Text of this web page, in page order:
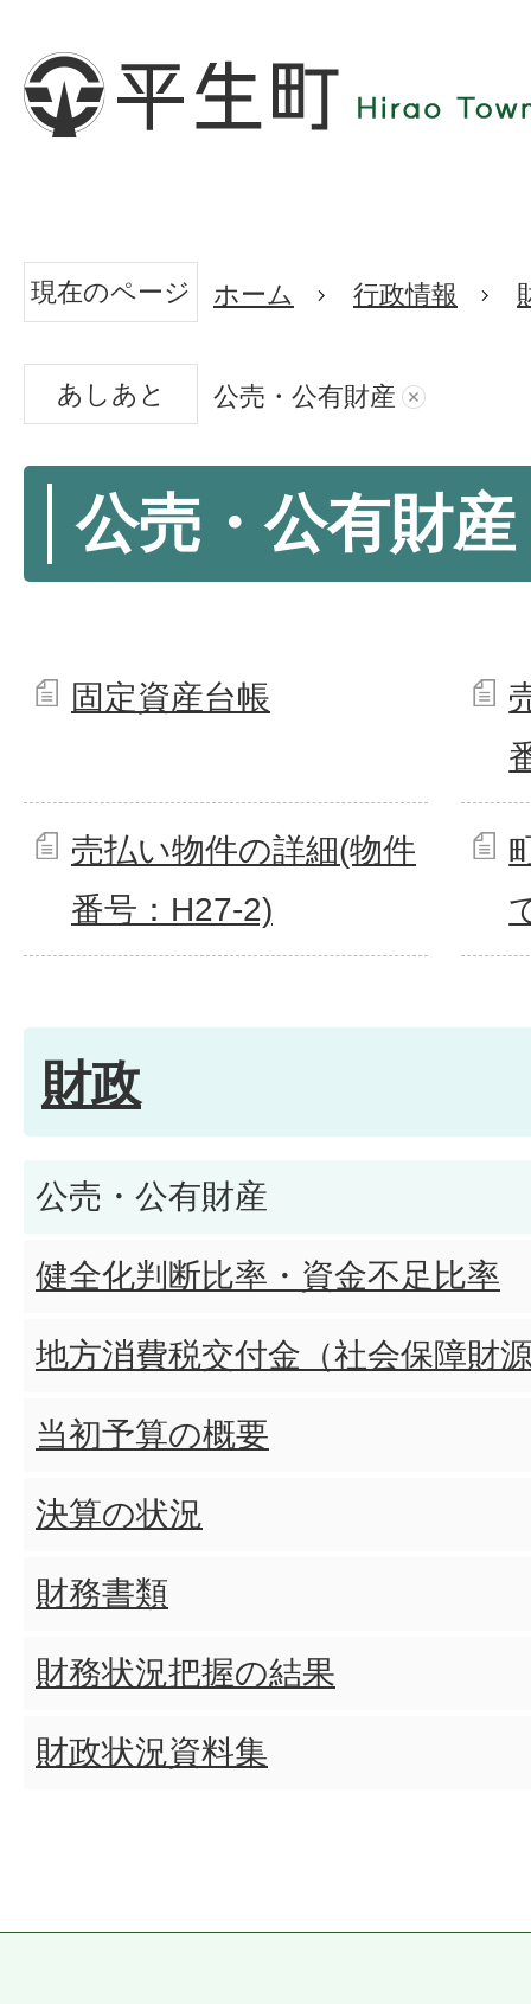
現在のページ ホーム 行政情報
あしあと 公売・公有財産
公売・公有財産
固定資産台帳
売払い物件の詳細(物件
番号：H27-2)
財政
公売・公有財産
健全化判断比率・資金不足比率
地方消費税交付金（社会保障財
当初予算の概要
決算の状況
財務書類
財務状況把握の結果
財政状況資料集